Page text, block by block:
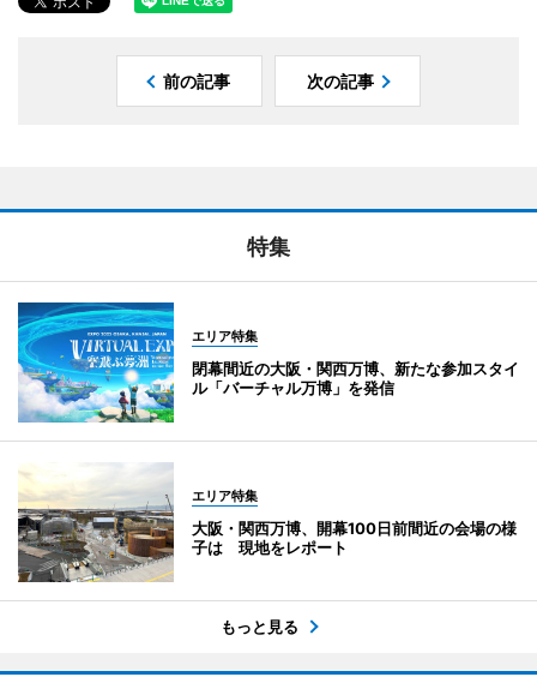
前の記事 次の記事
特集
エリア特集
閉幕間近の大阪・関西万博、新たな参加スタイ
ル「バーチャル万博」を発信
エリア特集
大阪・関西万博、開幕100日前間近の会場の様
子は 現地をレポート
もっと見る